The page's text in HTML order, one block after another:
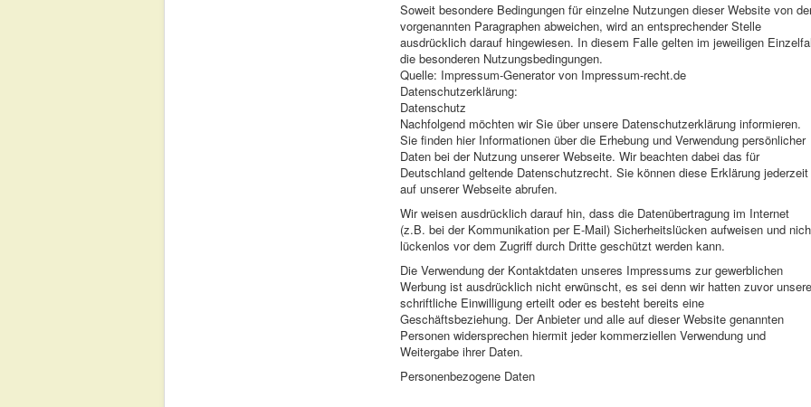
Soweit besondere Bedingungen für einzelne Nutzungen dieser Website von
vorgenannten Paragraphen abweichen, wird an entsprechender Stelle
ausdrücklich darauf hingewiesen. In diesem Falle gelten im jeweiligen
die besonderen Nutzungsbedingungen.
Quelle: Impressum-Generator von Impressum-recht.de
Datenschutzerklärung:
Datenschutz
Nachfolgend möchten wir Sie über unsere Datenschutzerklärung informieren.
Sie finden hier Informationen über die Erhebung und Verwendung persönlicher
Daten bei der Nutzung unserer Webseite. Wir beachten dabei das für
Deutschland geltende Datenschutzrecht. Sie können diese Erklärung jederzeit
auf unserer Webseite abrufen.
Wir weisen ausdrücklich darauf hin, dass die Datenübertragung im Internet
(z.B. bei der Kommunikation per E-Mail) Sicherheitslücken aufweisen und
lückenlos vor dem Zugriff durch Dritte geschützt werden kann.
Die Verwendung der Kontaktdaten unseres Impressums zur gewerblichen
Werbung ist ausdrücklich nicht erwünscht, es sei denn wir hatten zuvor unsere
schriftliche Einwilligung erteilt oder es besteht bereits eine
Geschäftsbeziehung. Der Anbieter und alle auf dieser Website genannten
Personen widersprechen hiermit jeder kommerziellen Verwendung und
Weitergabe ihrer Daten.
Personenbezogene Daten